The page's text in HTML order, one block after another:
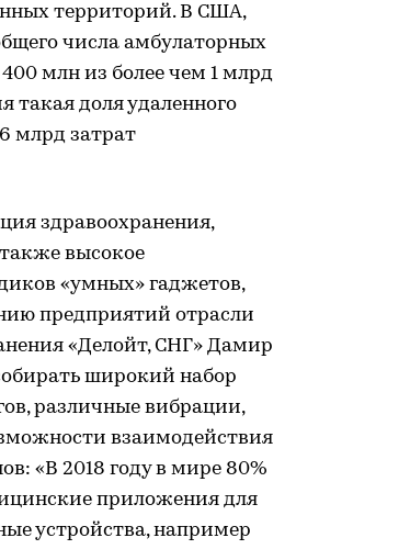
территорий. В США,
числа амбулаторных
млн из более чем 1 млрд
такая доля удаленного
млрд затрат
здравоохранения,
высокое
«умных» гаджетов,
предприятий отрасли
«Делойт, СНГ» Дамир
широкий набор
различные вибрации,
взаимодействия
«В 2018 году в мире 80%
приложения для
устройства, например